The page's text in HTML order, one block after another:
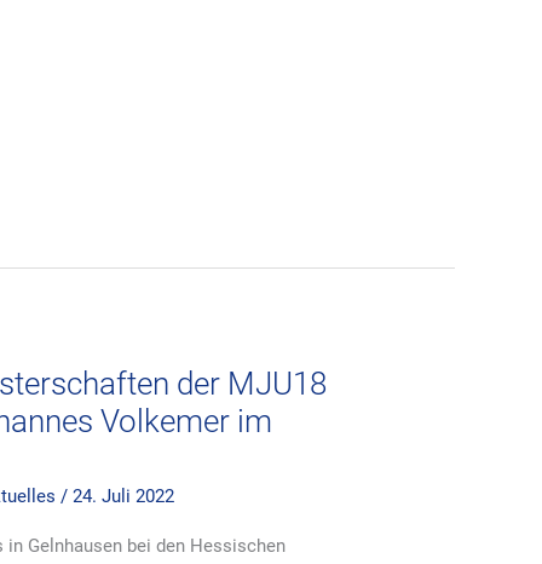
der MJU18
Volkemer im
/ 24. Juli 2022
Gelnhausen bei den Hessischen